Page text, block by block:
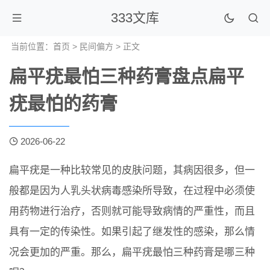
333文库
当前位置： 首页 > 民间偏方 > 正文
扁平疣最怕三种药膏盘点扁平
疣最怕的药膏
2026-06-22
扁平疣是一种比较常见的皮肤问题，其病因很多，但一
般都是因为人乳头状病毒感染所导致，在过程中必须使
用药物进行治疗，否则就可能导致病情的严重性，而且
具有一定的传染性。如果引起了继发性的感染，那么情
况会更加的严重。那么，扁平疣最怕三种药膏是哪三种